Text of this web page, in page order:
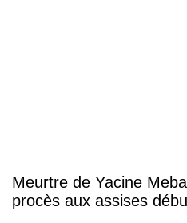
Meurtre de Yacine
procès aux assises